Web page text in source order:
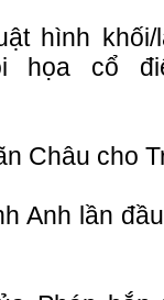
hình
họa cổ
Châu cho
Anh lần